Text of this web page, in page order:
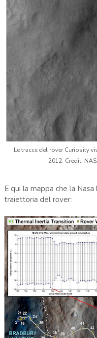
Le tracce del rover Curiosity
2012. Credit:
E qui la mappa che la
traiettoria del rover: